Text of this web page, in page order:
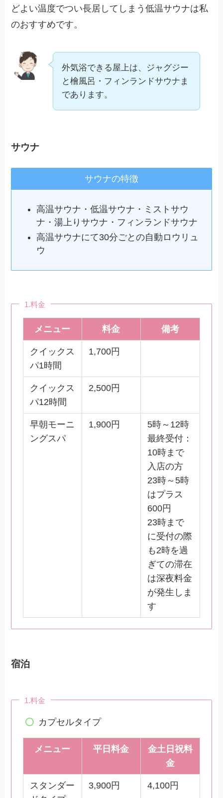
どよい温度でつい長居してしまう低温サウナは私
のおすすめです。
外気浴できる屋上は、ジャグジー
と檜風呂・フィンランドサウナま
であります。
サウナ
サウナの特徴
高温サウナ・低温サウナ・ミストサウ
ナ・湯上りサウナ・フィンランドサウナ
高温サウナにて30分ごとの自動ロウリュ
ウ
1.料金
メニュー 料金 備考
クイックス
パ1時間
1,700円
クイックス
パ12時間
2,500円
早朝モーニ
ングスパ
1,900円
5時～12時
最終受付：
10時まで
入店の方
23時～5時
はプラス
600円
23時まで
に受付の際
も2時を過
ぎての滞在
は深夜料金
が発生しま
す
宿泊
1.料金
カプセルタイプ
メニュー 平日料金
金土日祝料
金
スタンダー
3,900円 4,100円